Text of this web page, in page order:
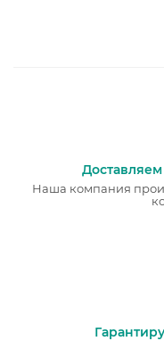
Наша компания